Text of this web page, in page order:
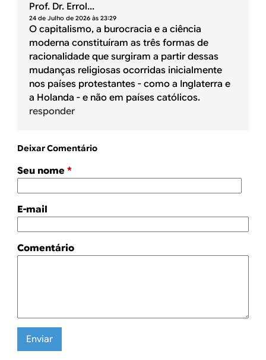
Prof. Dr. Errol...
24 de Julho de 2026 às 23:29
O capitalismo, a burocracia e a ciência
moderna constituíram as três formas de
racionalidade que surgiram a partir dessas
mudanças religiosas ocorridas inicialmente
nos países protestantes - como a Inglaterra e
a Holanda - e não em países católicos.
responder
Deixar Comentário
Seu nome *
E-mail
Comentário